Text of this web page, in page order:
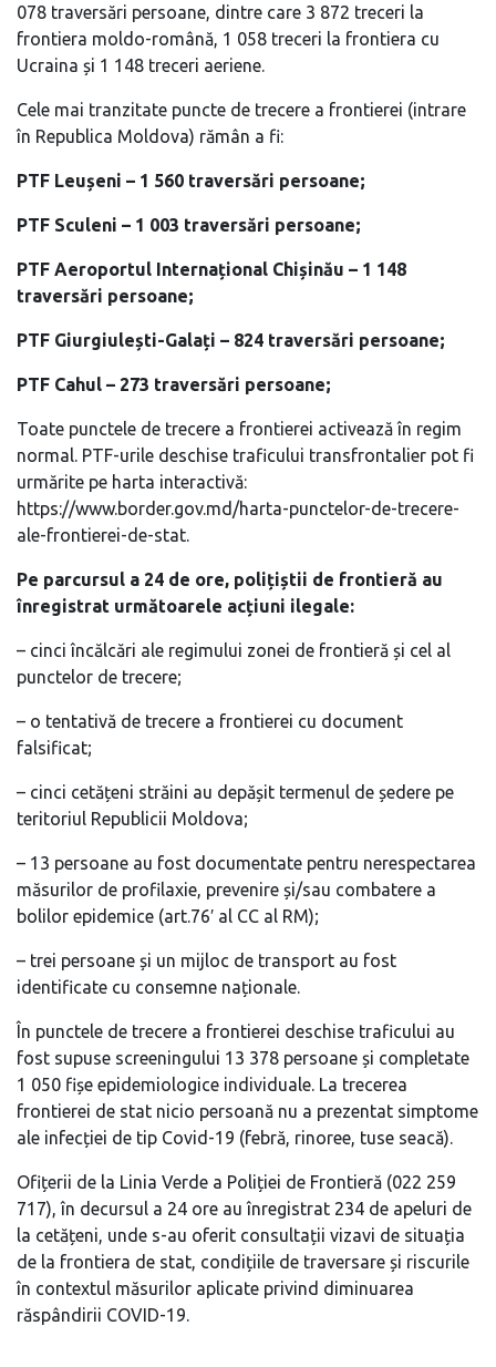
078 traversări persoane, dintre care 3 872 treceri la
frontiera moldo-română, 1 058 treceri la frontiera cu
Ucraina și 1 148 treceri aeriene.
Cele mai tranzitate puncte de trecere a frontierei (intrare
în Republica Moldova) rămân a fi:
PTF Leușeni – 1 560 traversări persoane;
PTF Sculeni – 1 003 traversări persoane;
PTF Aeroportul Internațional Chișinău – 1 148
traversări persoane;
PTF Giurgiulești-Galați – 824 traversări persoane;
PTF Cahul – 273 traversări persoane;
Toate punctele de trecere a frontierei activează în regim
normal. PTF-urile deschise traficului transfrontalier pot fi
urmărite pe harta interactivă:
https://www.border.gov.md/harta-punctelor-de-trecere-
ale-frontierei-de-stat.
Pe parcursul a 24 de ore, polițiștii de frontieră au
înregistrat următoarele acțiuni ilegale:
– cinci încălcări ale regimului zonei de frontieră și cel al
punctelor de trecere;
– o tentativă de trecere a frontierei cu document
falsificat;
– cinci cetățeni străini au depășit termenul de ședere pe
teritoriul Republicii Moldova;
– 13 persoane au fost documentate pentru nerespectarea
măsurilor de profilaxie, prevenire și/sau combatere a
bolilor epidemice (art.76′ al CC al RM);
– trei persoane și un mijloc de transport au fost
identificate cu consemne naționale.
În punctele de trecere a frontierei deschise traficului au
fost supuse screeningului 13 378 persoane și completate
1 050 fișe epidemiologice individuale. La trecerea
frontierei de stat nicio persoană nu a prezentat simptome
ale infecției de tip Covid-19 (febră, rinoree, tuse seacă).
Ofițerii de la Linia Verde a Poliției de Frontieră (022 259
717), în decursul a 24 ore au înregistrat 234 de apeluri de
la cetățeni, unde s-au oferit consultații vizavi de situația
de la frontiera de stat, condițiile de traversare și riscurile
în contextul măsurilor aplicate privind diminuarea
răspândirii COVID-19.